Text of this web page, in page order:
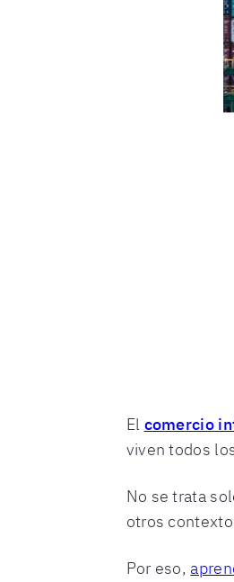
El comercio
viven todos
No se trata
otros
Por eso,